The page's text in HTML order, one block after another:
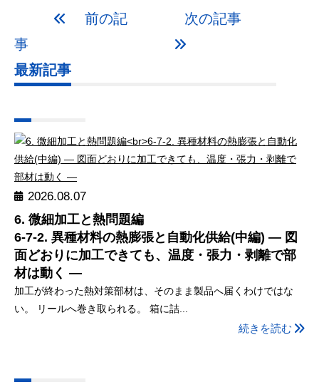
前の記
事
次の記事
最新記事
2026.08.07
6. 微細加工と熱問題編
6-7-2. 異種材料の熱膨張と自動化供給(中編) ― 図
面どおりに加工できても、温度・張力・剥離で部
材は動く ―
加工が終わった熱対策部材は、そのまま製品へ届くわけではな
い。 リールへ巻き取られる。 箱に詰...
続きを読む